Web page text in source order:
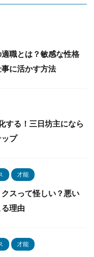
職とは？敏感な性格
に活かす方法
する！三日坊主になら
プ
才能
スって怪しい？悪い
理由
才能